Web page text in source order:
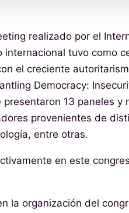
realizado por el
internacional tuvo como
el creciente
Democracy:
13 paneles y
provenientes de
entre otras.
en este
la organización del